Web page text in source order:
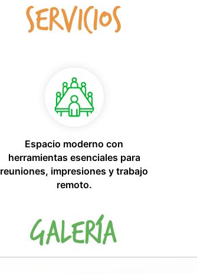
Servicios
Espacio moderno con
herramientas esenciales para
reuniones, impresiones y trabajo
remoto.
Galería